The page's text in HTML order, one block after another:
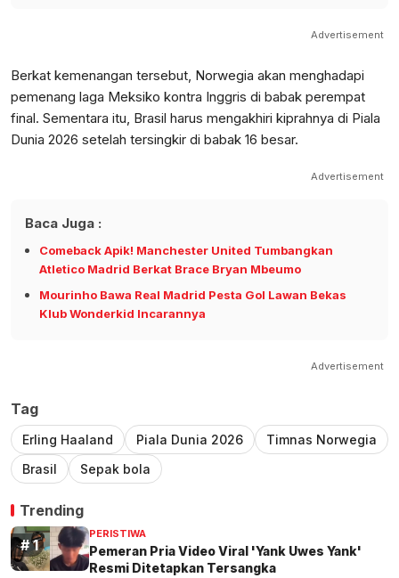
Advertisement
Berkat kemenangan tersebut, Norwegia akan menghadapi
pemenang laga Meksiko kontra Inggris di babak perempat
final. Sementara itu, Brasil harus mengakhiri kiprahnya di Piala
Dunia 2026 setelah tersingkir di babak 16 besar.
Advertisement
Baca Juga :
Comeback Apik! Manchester United Tumbangkan
Atletico Madrid Berkat Brace Bryan Mbeumo
Mourinho Bawa Real Madrid Pesta Gol Lawan Bekas
Klub Wonderkid Incarannya
Advertisement
Tag
Erling Haaland Piala Dunia 2026
Timnas Norwegia
Brasil
Sepak bola
Trending
PERISTIWA
Pemeran Pria Video Viral 'Yank Uwes Yank'
Resmi Ditetapkan Tersangka